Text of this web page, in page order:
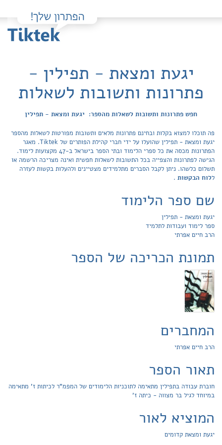
יגעת ומצאת - תפילין -
פתרונות ותשובות לשאלות
חפש פתרונות ותשובות לשאלות מהספר: יגעת ומצאת - תפילין
פה תוכלו למצוא בקלות ובחינם פתרונות מלאים ותשובות מפורטות לשאלות מהספר
יגעת ומצאת - תפילין שהועלו על ידי חברי קהילת הפותרים של Tiktek. מאגר
הפתרונות מכסה את כל ספרי הלימוד ובתי הספר בישראל ב-47 מקצועות לימוד.
הגישה לפתרונות והצפייה בכל התשובות לשאלות חפשית ואינה מצריכה הרשמה או
תשלום כלשהו. ניתן לקבל הסברים מתלמידים מצטיינים ולהעלות בקשות לעזרה
ללוח הבקשות .
שם ספר הלימוד
יגעת ומצאת - תפילין
ספר לימוד ועבודות לתלמיד
הרב חיים אפרתי
תמונת הכריכה של הספר
המחברים
הרב חיים אפרתי
תאור הספר
חוברת עבודה בתפילין מתאימה לתוכניות הלימודים של המפמ"ר לכיתות ז' מתאימה
במיוחד לגיל בר מצווה - כיתה ז'
המוציא לאור
יגעת ומצאת קדומים